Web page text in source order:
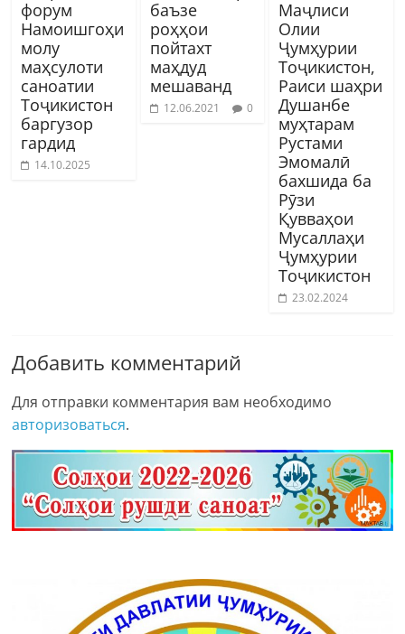
форум
Намоишгоҳи
молу
маҳсулоти
саноатии
Тоҷикистон
баргузор
гардид
14.10.2025
баъзе
роҳҳои
пойтахт
маҳдуд
мешаванд
12.06.2021 0
Маҷлиси
Олии
Ҷумҳурии
Тоҷикистон,
Раиси шаҳри
Душанбе
муҳтарам
Рустами
Эмомалӣ
бахшида ба
Рӯзи
Қувваҳои
Мусаллаҳи
Ҷумҳурии
Тоҷикистон
23.02.2024
Добавить комментарий
Для отправки комментария вам необходимо
авторизоваться.